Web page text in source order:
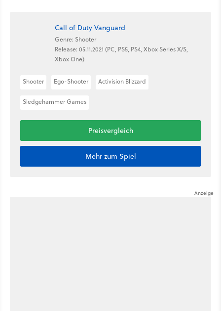
Call of Duty Vanguard
Genre: Shooter
Release: 05.11.2021 (PC, PS5, PS4, Xbox Series X/S,
Xbox One)
Shooter Ego-Shooter Activision Blizzard
Sledgehammer Games
Preisvergleich
Mehr zum Spiel